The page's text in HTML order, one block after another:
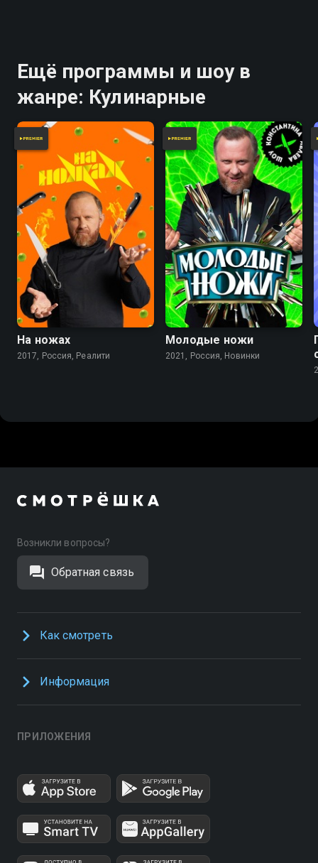
Ещё программы и шоу в
жанре: Кулинарные
На ножах
2017, Россия, Реалити
Молодые ножи
2021, Россия, Новинки
Возникли вопросы?
Обратная связь
Как смотреть
Информация
ПРИЛОЖЕНИЯ